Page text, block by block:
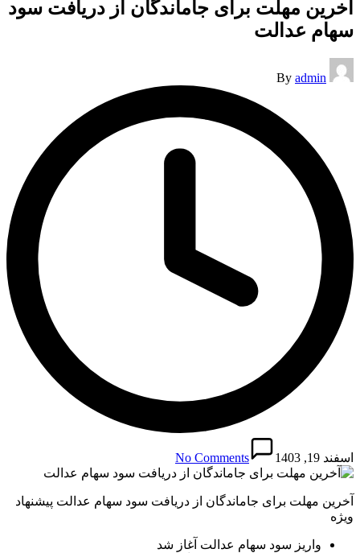
آخرین مهلت برای جاماندگان از دریافت سود
سهام عدالت
Posted
by
By admin
اسفند 19, 1403 No Comments
آخرین مهلت برای جاماندگان از دریافت سود سهام عدالت پیشنهاد
ویژه
واریز سود سهام عدالت آغاز شد